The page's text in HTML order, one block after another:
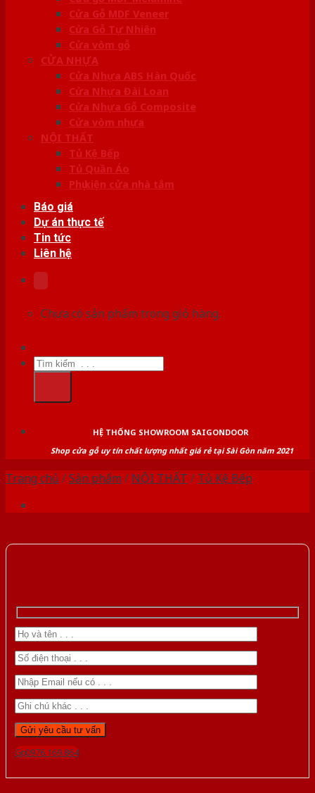
Cửa Gỗ MDF Veneer
Cửa Gỗ Tự Nhiên
Cửa vòm gỗ
CỬA NHỰA
Cửa Nhựa ABS Hàn Quốc
Cửa Nhựa Đài Loan
Cửa Nhựa Gỗ Composite
Cửa vòm nhựa
NỘI THẤT
Tủ Kệ Bếp
Tủ Quần Áo
Phụ kiện cửa nhà tắm
Báo giá
Dự án thực tế
Tin tức
Liên hệ
Chưa có sản phẩm trong giỏ hàng.
Tìm
kiếm:
HỆ THỐNG SHOWROOM SAIGONDOOR
Shop cửa gỗ uy tín chất lượng nhất giá rẻ tại Sài Gòn năm 2021
Trang chủ /Sản phẩm / NỘI THẤT / Tủ Kệ Bếp
Gọi 0976.169.864